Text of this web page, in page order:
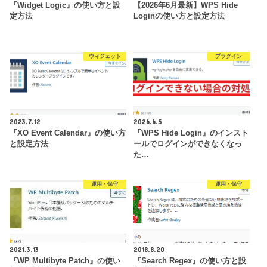
『Widget Logic』の使い方と設
定方法
【2026年6月最新】WPS Hide
Loginの使い方と設定方法
ウィジェット
2023.7.12
『XO Event Calendar』の使い方
と設定方法
プラグイン
2026.6.5
『WPS Hide Login』のインスト
ールでログインができなくなっ
た…
運用・保守
2021.3.13
『WP Multibyte Patch』の使い
運用・保守
2018.8.20
『Search Regex』の使い方と設